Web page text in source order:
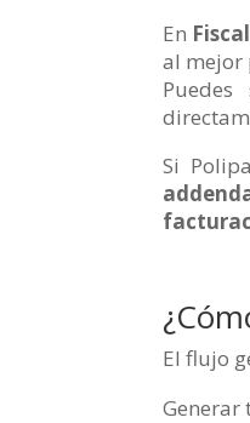
En
al mejor
Si
El flujo
Generar